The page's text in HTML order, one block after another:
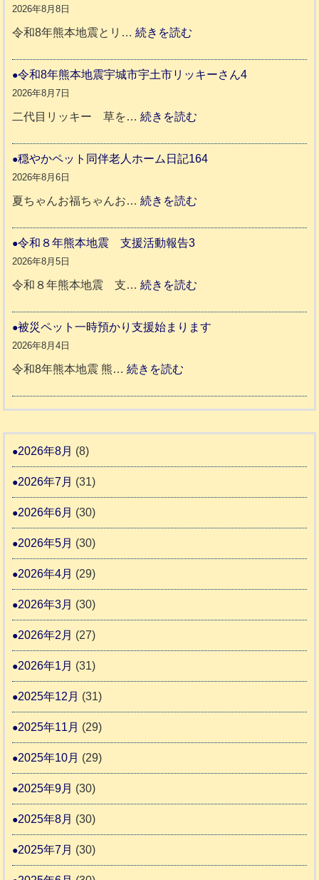
2026年8月8日
令和8年熊本地震とリ…続きを読む
和
年
本
援
市
氷
令和8年熊本地震宇城市宇土市リッキーさん4
2026年8月7日
二代目リッキー 草を…続きを読む
和
城
市
市
ッ
さ
穏やかペット同伴老人ホーム日記164
2026年8月6日
夏ちゃんお福ちゃんお…続きを読む
ト
人
記
4
令和８年熊本地震 支援活動報告3
2026年8月5日
令和８年熊本地震 支…続きを読む
和
被災ペット一時預かり支援始まります
2026年8月4日
令和8年熊本地震 熊…続きを読む
災
ト
預
支
ま
2026年8月 (8)
2026年7月 (31)
2026年6月 (30)
2026年5月 (30)
2026年4月 (29)
2026年3月 (30)
2026年2月 (27)
2026年1月 (31)
2025年12月 (31)
2025年11月 (29)
2025年10月 (29)
2025年9月 (30)
2025年8月 (30)
2025年7月 (30)